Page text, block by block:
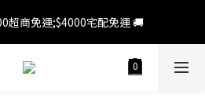
超商免運;$4000宅配免運 🚚
超商免運;$4000宅配免運 🚚
登陸後 > 上方人像圖示我的帳號 > 優
中心領券 ( 滿千即可使用 )